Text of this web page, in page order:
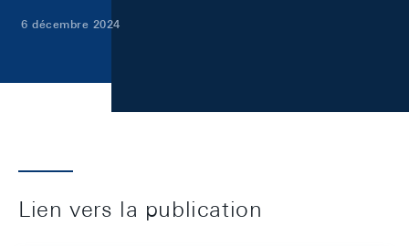
6 décembre 2024
Lien vers la publication